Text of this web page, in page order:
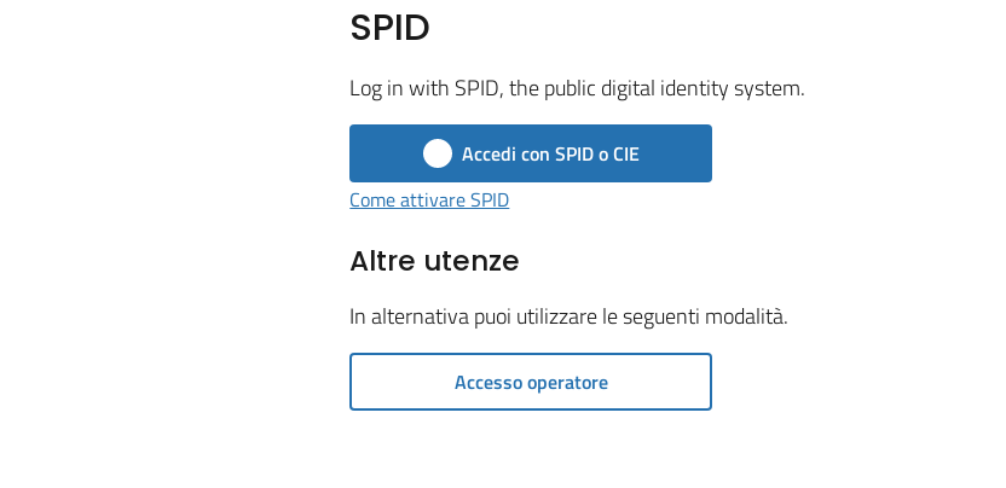
SPID
Log in with SPID, the public digital identity system.
Accedi con SPID o CIE
Come attivare SPID
Altre utenze
In alternativa puoi utilizzare le seguenti modalità.
Accesso operatore